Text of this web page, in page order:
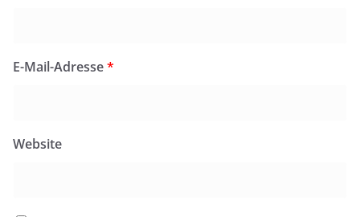
E-Mail-Adresse*
Website